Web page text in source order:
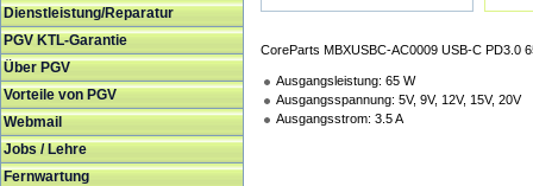
Dienstleistung/Reparatur
PGV KTL-Garantie
Über PGV
Vorteile von PGV
Webmail
Jobs / Lehre
Fernwartung
CoreParts MBXUSBC-AC0009 USB-C PD3.0
Ausgangsleistung: 65 W
Ausgangsspannung: 5V, 9V, 12V, 15V, 20V
Ausgangsstrom: 3.5 A